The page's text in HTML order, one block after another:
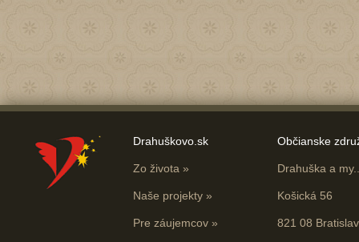
Drahuškovo.sk
Zo života »
Naše projekty »
Pre záujemcov »
Občianske
Drahuška a
Košická 56
821 08